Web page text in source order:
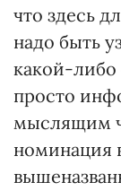
что здесь
надо быть
какой-либо
просто
мыслящим
номинация